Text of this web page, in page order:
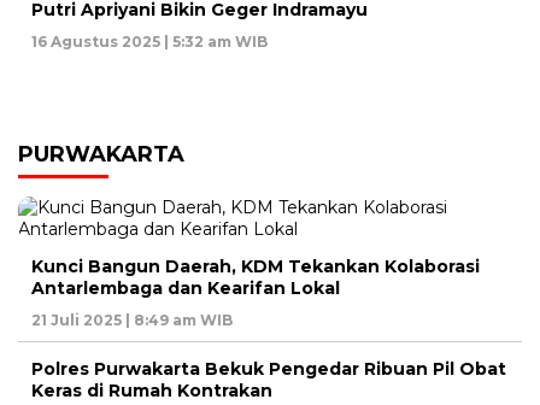
Putri Apriyani Bikin Geger Indramayu
16 Agustus 2025 | 5:32 am WIB
PURWAKARTA
Kunci Bangun Daerah, KDM Tekankan Kolaborasi
Antarlembaga dan Kearifan Lokal
21 Juli 2025 | 8:49 am WIB
Polres Purwakarta Bekuk Pengedar Ribuan Pil Obat
Keras di Rumah Kontrakan